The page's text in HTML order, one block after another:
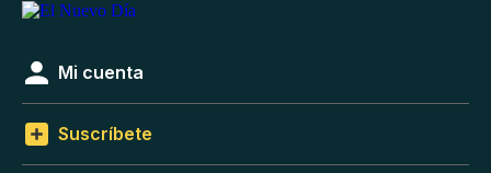
Mi cuenta
Suscríbete